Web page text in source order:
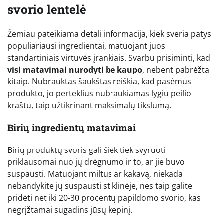
svorio lentelė
Žemiau pateikiama detali informacija, kiek sveria patys
populiariausi ingredientai, matuojant juos
standartiniais virtuvės įrankiais. Svarbu prisiminti, kad
visi matavimai nurodyti be kaupo, nebent pabrėžta
kitaip. Nubrauktas šaukštas reiškia, kad pasėmus
produkto, jo perteklius nubraukiamas lygiu peilio
kraštu, taip užtikrinant maksimalų tikslumą.
Birių ingredientų matavimai
Birių produktų svoris gali šiek tiek svyruoti
priklausomai nuo jų drėgnumo ir to, ar jie buvo
suspausti. Matuojant miltus ar kakavą, niekada
nebandykite jų suspausti stiklinėje, nes taip galite
pridėti net iki 20-30 procentų papildomo svorio, kas
negrįžtamai sugadins jūsų kepinį.